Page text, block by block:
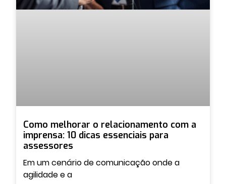
Como melhorar o relacionamento com a
imprensa: 10 dicas essenciais para
assessores
Em um cenário de comunicação onde a
agilidade e a